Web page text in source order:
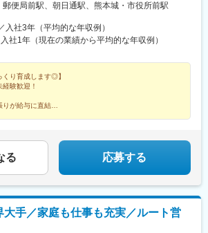
東京都：23区内■神奈川県：横浜市■山梨県：甲
▽北信越■新潟県：新潟市■富山県：富山市■石
井県：福井市■長野県：長野市▽関西■滋賀県：
山県：和歌山市▽中国・四国■鳥取県：鳥取市■
岡山県：岡山市■広島県：広島市■山口県：下関
市■香川県：高松市■愛媛県：松山市■高知県：高
県：福岡市■佐賀県：佐賀市■長崎県：長崎市■熊
便局前駅、朝日通駅、熊本城・市役所前駅
入社3年（平均的な年収例）
社1年（現在の業績から平均的な年収例）
くり育成します◎】
験歓迎！
が給与に直結
る 応募する
大手／家庭も仕事も充実／ルート営